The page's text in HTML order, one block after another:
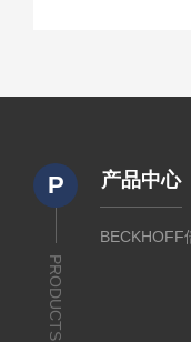
P
PRODUCTS
产品中心
BECKHOFF